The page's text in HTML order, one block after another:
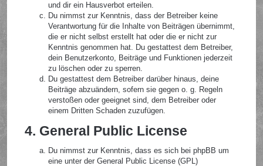
und dir ein Hausverbot erteilen.
Du nimmst zur Kenntnis, dass der Betreiber keine
Verantwortung für die Inhalte von Beiträgen übernimmt,
die er nicht selbst erstellt hat oder die er nicht zur
Kenntnis genommen hat. Du gestattest dem Betreiber,
dein Benutzerkonto, Beiträge und Funktionen jederzeit
zu löschen oder zu sperren.
Du gestattest dem Betreiber darüber hinaus, deine
Beiträge abzuändern, sofern sie gegen o. g. Regeln
verstoßen oder geeignet sind, dem Betreiber oder
einem Dritten Schaden zuzufügen.
4. General Public License
Du nimmst zur Kenntnis, dass es sich bei phpBB um
eine unter der General Public License (GPL)